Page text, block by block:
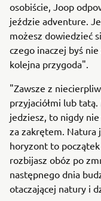
osobiście, Joop
jeździe adventure.
możesz dowiedzieć
czego inaczej byś
kolejna przygoda".
"Zawsze z
przyjaciółmi lub
jedziesz, to nigdy
za zakrętem. Natura
horyzont to
rozbijasz obóz po
następnego dnia
otaczającej natury i